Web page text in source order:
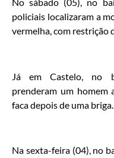
policiais localizaram a
vermelha, com restrição
Já em Castelo, no
prenderam um homem
faca depois de uma briga.
Na sexta-feira (04), no